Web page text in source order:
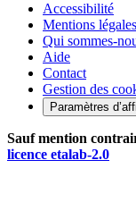
Accessibilité
Mentions légales
Qui sommes-
Aide
Contact
Gestion des
Paramètres
Sauf mention
licence etalab-2.0